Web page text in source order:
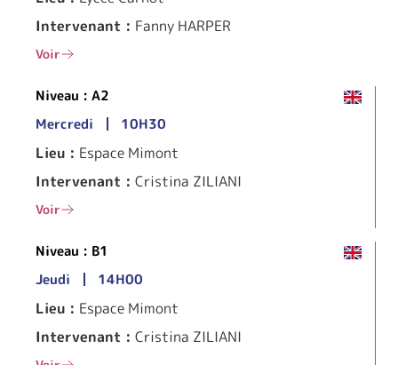
Intervenant : Fanny HARPER
Voir
Niveau : A2
Mercredi
10H30
Lieu : Espace Mimont
Intervenant : Cristina ZILIANI
Voir
Niveau : B1
Jeudi
14H00
Lieu : Espace Mimont
Intervenant : Cristina ZILIANI